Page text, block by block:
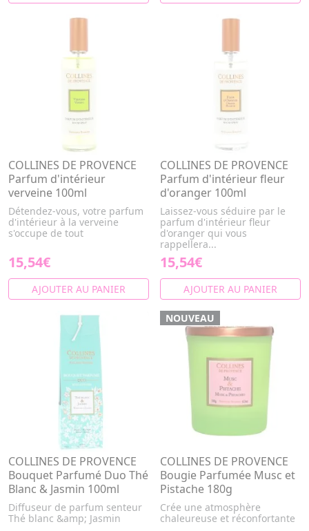
COLLINES DE PROVENCE
Parfum d'intérieur
verveine 100ml
Détendez-vous, votre parfum
d'intérieur à la verveine
s'occupe de tout
15,54€
AJOUTER AU PANIER
COLLINES DE PROVENCE
Parfum d'intérieur fleur
d'oranger 100ml
Laissez-vous séduire par le
parfum d'intérieur fleur
d'oranger qui vous
rappellera...
15,54€
AJOUTER AU PANIER
COLLINES DE PROVENCE
Bouquet Parfumé Duo Thé
Blanc & Jasmin 100ml
Diffuseur de parfum senteur
Thé blanc &amp; Jasmin
NOUVEAU
COLLINES DE PROVENCE
Bougie Parfumée Musc et
Pistache 180g
Crée une atmosphère
chaleureuse et réconfortante